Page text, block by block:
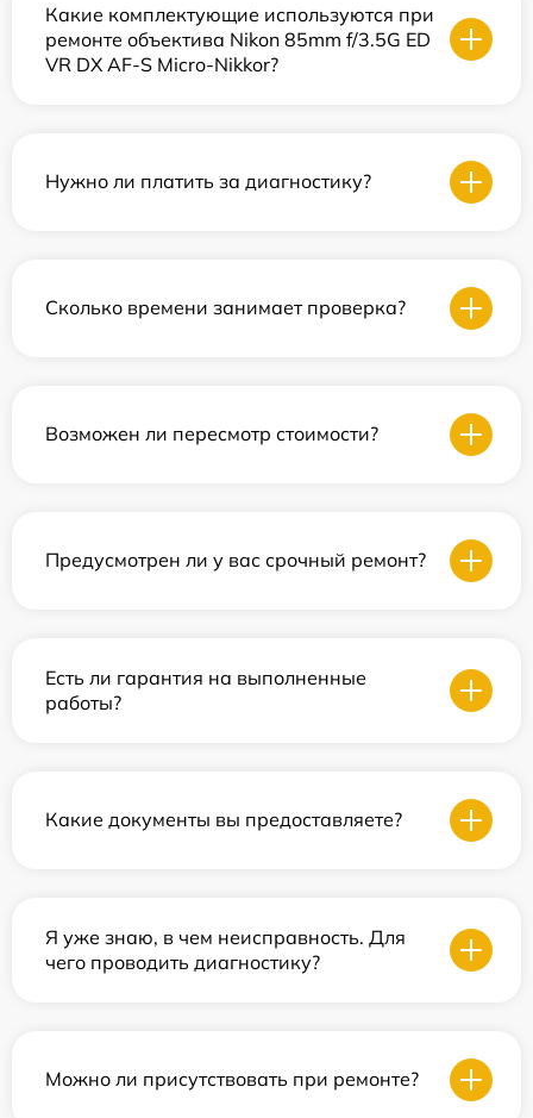
Какие комплектующие используются при
ремонте объектива Nikon 85mm f/3.5G ED
VR DX AF-S Micro-Nikkor?
Нужно ли платить за диагностику?
Сколько времени занимает проверка?
Возможен ли пересмотр стоимости?
Предусмотрен ли у вас срочный ремонт?
Есть ли гарантия на выполненные
работы?
Какие документы вы предоставляете?
Я уже знаю, в чем неисправность. Для
чего проводить диагностику?
Можно ли присутствовать при ремонте?